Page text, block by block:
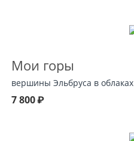
Мои горы
вершины Эльбруса в облаках
7 800₽